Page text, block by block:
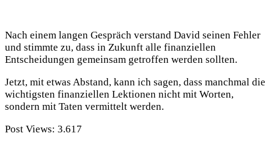
Nach einem langen Gespräch verstand David seinen Fehler
und stimmte zu, dass in Zukunft alle finanziellen
Entscheidungen gemeinsam getroffen werden sollten.
Jetzt, mit etwas Abstand, kann ich sagen, dass manchmal die
wichtigsten finanziellen Lektionen nicht mit Worten,
sondern mit Taten vermittelt werden.
Post Views: 3.617